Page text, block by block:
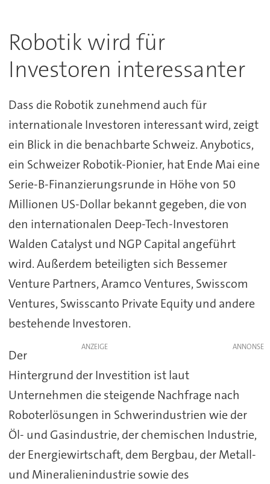
Robotik wird für
Investoren interessanter
Dass die Robotik zunehmend auch für
internationale Investoren interessant wird, zeigt
ein Blick in die benachbarte Schweiz. Anybotics,
ein Schweizer Robotik-Pionier, hat Ende Mai eine
Serie-B-Finanzierungsrunde in Höhe von 50
Millionen US-Dollar bekannt gegeben, die von
den internationalen Deep-Tech-Investoren
Walden Catalyst und NGP Capital angeführt
wird. Außerdem beteiligten sich Bessemer
Venture Partners, Aramco Ventures, Swisscom
Ventures, Swisscanto Private Equity und andere
bestehende Investoren.
ANZEIGE
Der
Hintergrund der Investition ist laut
Unternehmen die steigende Nachfrage nach
Roboterlösungen in Schwerindustrien wie der
Öl- und Gasindustrie, der chemischen Industrie,
der Energiewirtschaft, dem Bergbau, der Metall-
und Mineralienindustrie sowie des